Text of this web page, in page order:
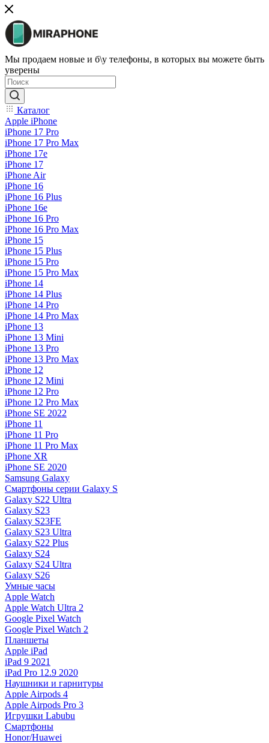
Мы продаем новые и б\у телефоны, в которых вы можете быть
уверены
Каталог
Apple iPhone
iPhone 17 Pro
iPhone 17 Pro Max
iPhone 17e
iPhone 17
iPhone Air
iPhone 16
iPhone 16 Plus
iPhone 16e
iPhone 16 Pro
iPhone 16 Pro Max
iPhone 15
iPhone 15 Plus
iPhone 15 Pro
iPhone 15 Pro Max
iPhone 14
iPhone 14 Plus
iPhone 14 Pro
iPhone 14 Pro Max
iPhone 13
iPhone 13 Mini
iPhone 13 Pro
iPhone 13 Pro Max
iPhone 12
iPhone 12 Mini
iPhone 12 Pro
iPhone 12 Pro Max
iPhone SE 2022
iPhone 11
iPhone 11 Pro
iPhone 11 Pro Max
iPhone XR
iPhone SE 2020
Samsung Galaxy
Смартфоны серии Galaxy S
Galaxy S22 Ultra
Galaxy S23
Galaxy S23FE
Galaxy S23 Ultra
Galaxy S22 Plus
Galaxy S24
Galaxy S24 Ultra
Galaxy S26
Умные часы
Apple Watch
Apple Watch Ultra 2
Google Pixel Watch
Google Pixel Watch 2
Планшеты
Apple iPad
iPad 9 2021
iPad Pro 12.9 2020
Наушники и гарнитуры
Apple Airpods 4
Apple Airpods Pro 3
Игрушки Labubu
Смартфоны
Honor/Huawei